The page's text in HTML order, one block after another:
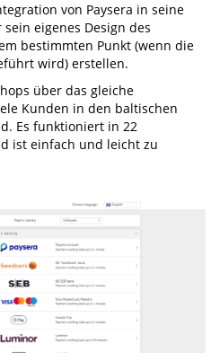
von Paysera in seine
eigenes Design des
bestimmten Punkt (wenn die
wird) erstellen.
über das gleiche
Kunden in den baltischen
Es funktioniert in 22
ist einfach und leicht zu